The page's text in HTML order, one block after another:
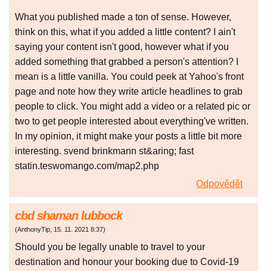
What you published made a ton of sense. However,
think on this, what if you added a little content? I ain't
saying your content isn't good, however what if you
added something that grabbed a person's attention? I
mean is a little vanilla. You could peek at Yahoo's front
page and note how they write article headlines to grab
people to click. You might add a video or a related pic or
two to get people interested about everything've written.
In my opinion, it might make your posts a little bit more
interesting. svend brinkmann st&aring; fast
statin.teswomango.com/map2.php
Odpovědět
cbd shaman lubbock
(AnthonyTip, 15. 11. 2021 8:37)
Should you be legally unable to travel to your
destination and honour your booking due to Covid-19